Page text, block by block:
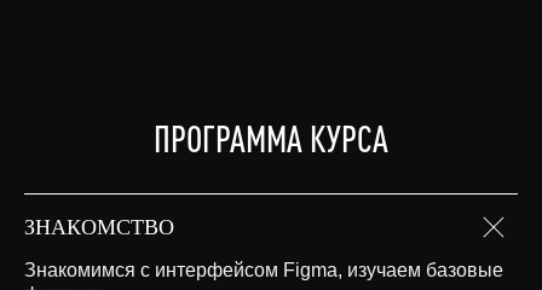
ПРОГРАММА КУРСА
ЗНАКОМСТВО
Знакомимся с интерфейсом Figma, изучаем базовые